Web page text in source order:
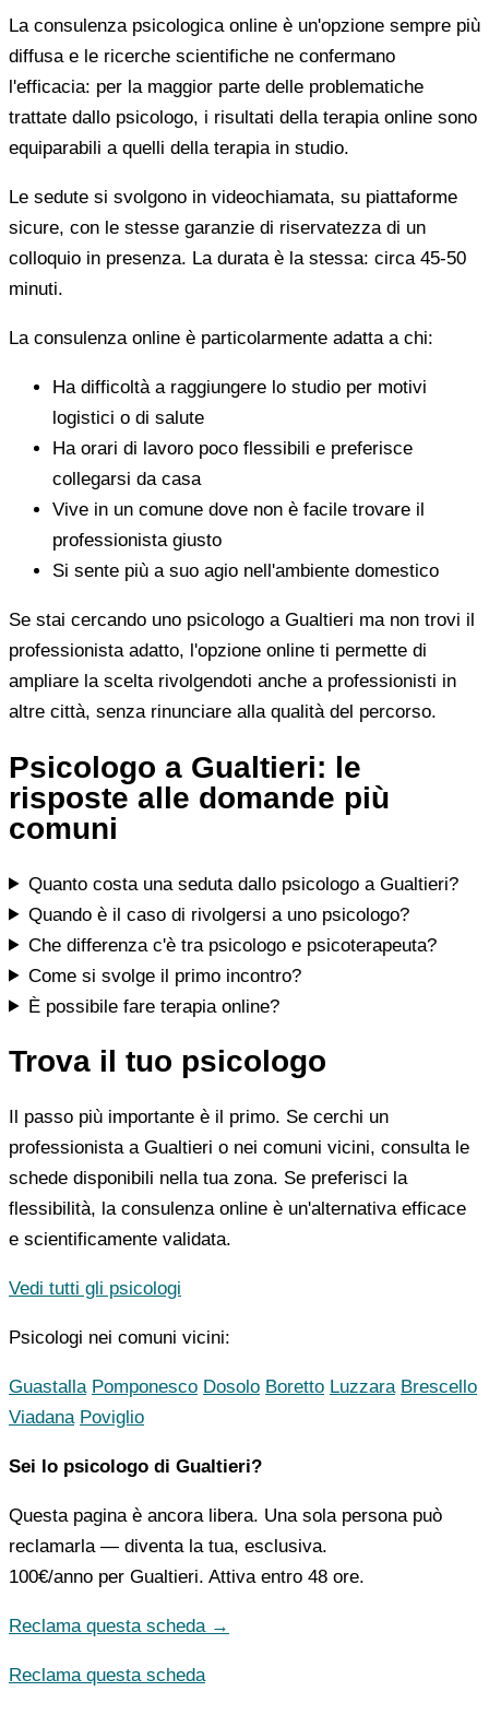
La consulenza psicologica online è un'opzione sempre più
diffusa e le ricerche scientifiche ne confermano
l'efficacia: per la maggior parte delle problematiche
trattate dallo psicologo, i risultati della terapia online sono
equiparabili a quelli della terapia in studio.
Le sedute si svolgono in videochiamata, su piattaforme
sicure, con le stesse garanzie di riservatezza di un
colloquio in presenza. La durata è la stessa: circa 45-50
minuti.
La consulenza online è particolarmente adatta a chi:
Ha difficoltà a raggiungere lo studio per motivi
logistici o di salute
Ha orari di lavoro poco flessibili e preferisce
collegarsi da casa
Vive in un comune dove non è facile trovare il
professionista giusto
Si sente più a suo agio nell'ambiente domestico
Se stai cercando uno psicologo a Gualtieri ma non trovi il
professionista adatto, l'opzione online ti permette di
ampliare la scelta rivolgendoti anche a professionisti in
altre città, senza rinunciare alla qualità del percorso.
Psicologo a Gualtieri: le
risposte alle domande più
comuni
Quanto costa una seduta dallo psicologo a Gualtieri?
Quando è il caso di rivolgersi a uno psicologo?
Che differenza c'è tra psicologo e psicoterapeuta?
Come si svolge il primo incontro?
È possibile fare terapia online?
Trova il tuo psicologo
Il passo più importante è il primo. Se cerchi un
professionista a Gualtieri o nei comuni vicini, consulta le
schede disponibili nella tua zona. Se preferisci la
flessibilità, la consulenza online è un'alternativa efficace
e scientificamente validata.
Vedi tutti gli psicologi
Psicologi nei comuni vicini:
Guastalla Pomponesco Dosolo Boretto Luzzara Brescello
Viadana Poviglio
Sei lo psicologo di Gualtieri?
Questa pagina è ancora libera. Una sola persona può
reclamarla — diventa la tua, esclusiva.
100€/anno per Gualtieri. Attiva entro 48 ore.
Reclama questa scheda →
Reclama questa scheda